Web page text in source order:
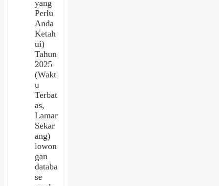
yang
Perlu
Anda
Ketah
ui)
Tahun
2025
(Wakt
u
Terbat
as,
Lamar
Sekar
ang)
lowon
gan
databa
se